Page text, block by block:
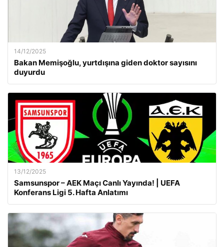
14/12/2025
Bakan Memişoğlu, yurtdışına giden doktor sayısını
duyurdu
13/12/2025
Samsunspor – AEK Maçı Canlı Yayında! | UEFA
Konferans Ligi 5. Hafta Anlatımı